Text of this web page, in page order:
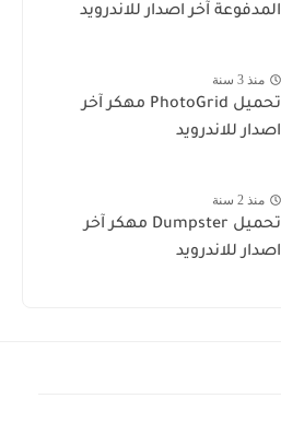
المدفوعة آخر اصدار للاندرويد
منذ 3 سنة
تحميل PhotoGrid مهكر آخر
اصدار للاندرويد
منذ 2 سنة
تحميل Dumpster مهكر آخر
اصدار للاندرويد